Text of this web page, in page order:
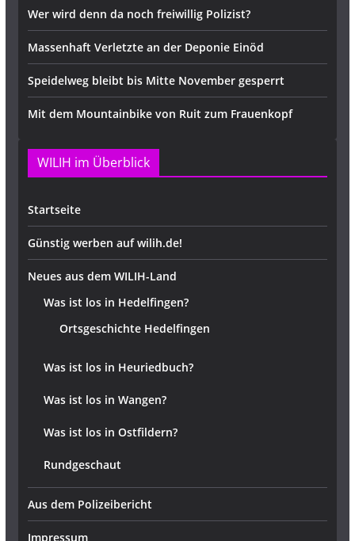
Wer wird denn da noch freiwillig Polizist?
Massenhaft Verletzte an der Deponie Einöd
Speidelweg bleibt bis Mitte November gesperrt
Mit dem Mountainbike von Ruit zum Frauenkopf
WILIH im Überblick
Startseite
Günstig werben auf wilih.de!
Neues aus dem WILIH-Land
Was ist los in Hedelfingen?
Ortsgeschichte Hedelfingen
Was ist los in Heuriedbuch?
Was ist los in Wangen?
Was ist los in Ostfildern?
Rundgeschaut
Aus dem Polizeibericht
Impressum